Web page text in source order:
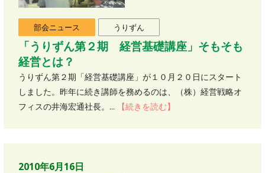
部会ニュース うりずん
「うりずん第２期 経営基礎講座」そもそも
経営とは？
うりずん第２期「経営基礎講座」が１０月２０日にスタート
しました。昨年に続き講師を務めるのは、（株）経営戦略オ
フィスの井海宏通社長。...
【続きを読む】
2010年6月16日